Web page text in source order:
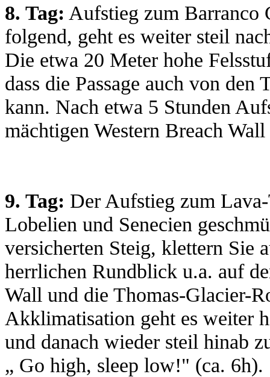
8. Tag: Aufstieg zum Barranco
folgend, geht es weiter steil
Die etwa 20 Meter hohe
dass die Passage auch von den
kann. Nach etwa 5 Stunden
mächtigen Western Breach
9. Tag: Der Aufstieg zum
Lobelien und Senecien
versicherten Steig, klettern Sie
herrlichen Rundblick u.a. auf
Wall und die Thomas-Glacier-
Akklimatisation geht es weiter
und danach wieder steil hinab
„ Go high, sleep low!" (ca. 6h).